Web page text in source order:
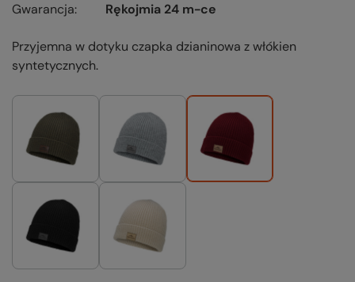
Gwarancja
Rękojmia 24 m-ce
Przyjemna w dotyku czapka dzianinowa z włókien
syntetycznych.